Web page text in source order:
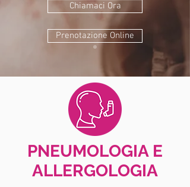
Chiamaci Ora
Prenotazione Online
PNEUMOLOGIA E
ALLERGOLOGIA